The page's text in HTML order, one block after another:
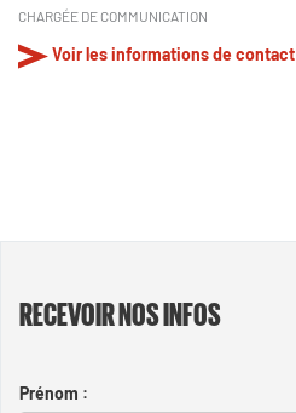
CHARGÉE DE COMMUNICATION
Voir les informations de contact
RECEVOIR NOS INFOS
Prénom :